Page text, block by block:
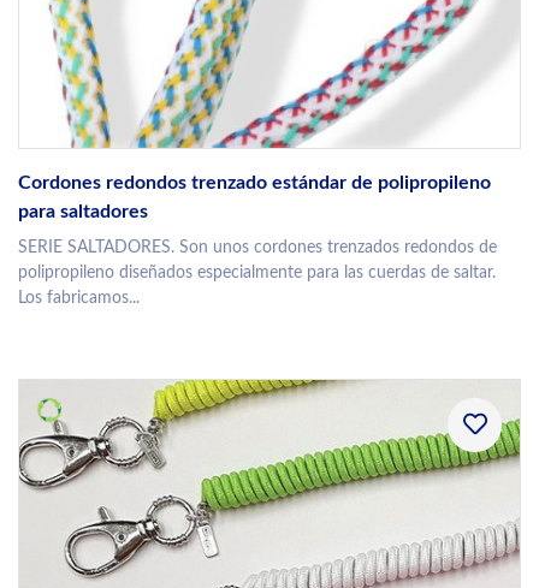
Cordones redondos trenzado estándar de polipropileno
para saltadores
SERIE SALTADORES. Son unos cordones trenzados redondos de
polipropileno diseñados especialmente para las cuerdas de saltar.
Los fabricamos...